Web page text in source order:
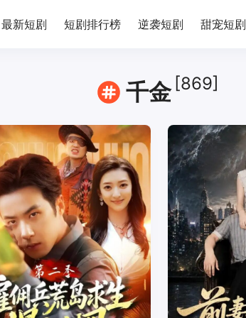
最新短剧 短剧排行榜 逆袭短剧 甜宠短剧
千金 [869]